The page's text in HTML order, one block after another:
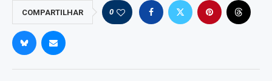
COMPARTILHAR 0